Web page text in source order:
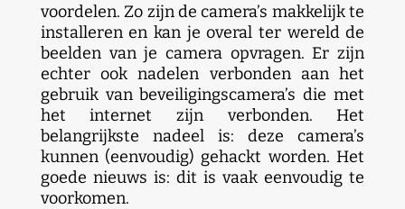
voordelen. Zo zijn de camera’s makkelijk te
installeren en kan je overal ter wereld de
beelden van je camera opvragen. Er zijn
echter ook nadelen verbonden aan het
gebruik van beveiligingscamera’s die met
het internet zijn verbonden. Het
belangrijkste nadeel is: deze camera’s
kunnen (eenvoudig) gehackt worden. Het
goede nieuws is: dit is vaak eenvoudig te
voorkomen.